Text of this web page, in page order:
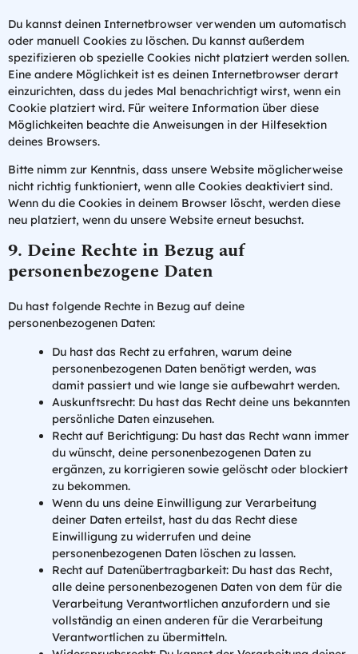
Du kannst deinen Internetbrowser verwenden um automatisch
oder manuell Cookies zu löschen. Du kannst außerdem
spezifizieren ob spezielle Cookies nicht platziert werden sollen.
Eine andere Möglichkeit ist es deinen Internetbrowser derart
einzurichten, dass du jedes Mal benachrichtigt wirst, wenn ein
Cookie platziert wird. Für weitere Information über diese
Möglichkeiten beachte die Anweisungen in der Hilfesektion
deines Browsers.
Bitte nimm zur Kenntnis, dass unsere Website möglicherweise
nicht richtig funktioniert, wenn alle Cookies deaktiviert sind.
Wenn du die Cookies in deinem Browser löscht, werden diese
neu platziert, wenn du unsere Website erneut besuchst.
9. Deine Rechte in Bezug auf
personenbezogene Daten
Du hast folgende Rechte in Bezug auf deine
personenbezogenen Daten:
Du hast das Recht zu erfahren, warum deine
personenbezogenen Daten benötigt werden, was
damit passiert und wie lange sie aufbewahrt werden.
Auskunftsrecht: Du hast das Recht deine uns bekannten
persönliche Daten einzusehen.
Recht auf Berichtigung: Du hast das Recht wann immer
du wünscht, deine personenbezogenen Daten zu
ergänzen, zu korrigieren sowie gelöscht oder blockiert
zu bekommen.
Wenn du uns deine Einwilligung zur Verarbeitung
deiner Daten erteilst, hast du das Recht diese
Einwilligung zu widerrufen und deine
personenbezogenen Daten löschen zu lassen.
Recht auf Datenübertragbarkeit: Du hast das Recht,
alle deine personenbezogenen Daten von dem für die
Verarbeitung Verantwortlichen anzufordern und sie
vollständig an einen anderen für die Verarbeitung
Verantwortlichen zu übermitteln.